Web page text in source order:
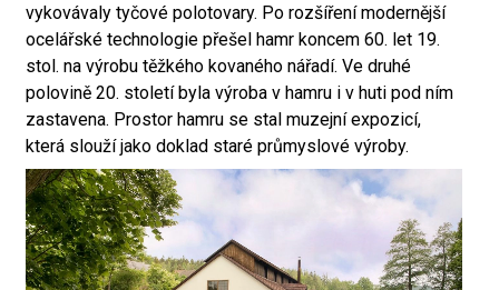
vykovávaly tyčové polotovary. Po rozšíření modernější
ocelářské technologie přešel hamr koncem 60. let 19.
stol. na výrobu těžkého kovaného nářadí. Ve druhé
polovině 20. století byla výroba v hamru i v huti pod ním
zastavena. Prostor hamru se stal muzejní expozicí,
která slouží jako doklad staré průmyslové výroby.